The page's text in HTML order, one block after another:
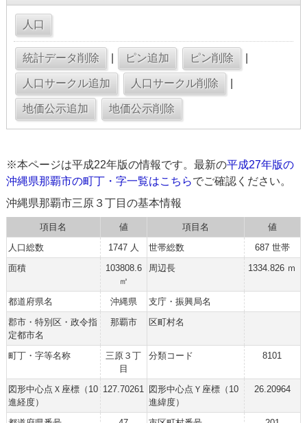
※本ページは平成22年版の情報です。最新の平成27年版の
沖縄県那覇市の町丁・字一覧はこちらでご確認ください。
沖縄県那覇市三原３丁目の基本情報
項目名 値 項目名
値
人口総数
1747 人 世帯総数
687 世帯
面積
103808.6
㎡
周辺長 1334.826 ｍ
都道府県名 沖縄県
支庁・振興局名
郡市・特別区・政令指
定都市名
那覇市 区町村名
町丁・字等名称
三原３丁
目
分類コード 8101
図形中心点Ｘ座標（10
進経度）
127.70261 図形中心点Ｙ座標（10
進緯度）
26.20964